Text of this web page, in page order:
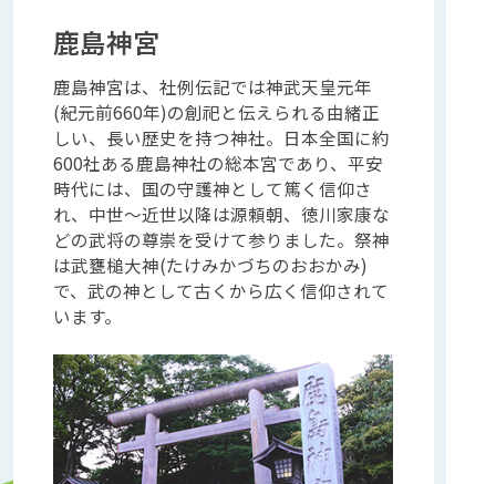
鹿島神宮
鹿島神宮は、社例伝記では神武天皇元年
(紀元前660年)の創祀と伝えられる由緒正
しい、長い歴史を持つ神社。日本全国に約
600社ある鹿島神社の総本宮であり、平安
時代には、国の守護神として篤く信仰さ
れ、中世～近世以降は源頼朝、徳川家康な
どの武将の尊崇を受けて参りました。祭神
は武甕槌大神(たけみかづちのおおかみ)
で、武の神として古くから広く信仰されて
います。